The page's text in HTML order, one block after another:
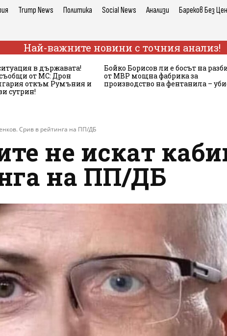
Trump News Политика Social News Анализи Бареков Без
Най-важните новини с точния анализ!
в държавата!
от МС: Дрон
откъм Румъния и
сутрин!
Бойко Борисов ли е босът на
от МВР мощна фабрика за
производство на фентанила –
Срив в рейтинга на ПП/ДБ
не искат
на ПП/ДБ